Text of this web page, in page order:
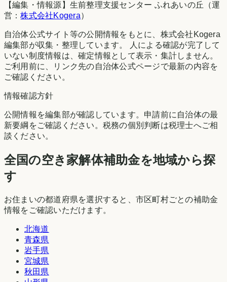
【編集・情報源】生前整理支援センター ふれあいの丘（運
営：株式会社Kogera）
自治体公式サイト等の公開情報をもとに、株式会社Kogera
編集部が収集・整理しています。 人による確認が完了して
いない制度情報は、確定情報として表示・集計しません。
ご利用前に、リンク先の自治体公式ページで最新の内容を
ご確認ください。
情報確認方針
公開情報を編集部が確認しています。申請前に自治体の最
新要綱をご確認ください。税務の個別判断は税理士へご相
談ください。
全国の空き家解体補助金を地域から探
す
お住まいの都道府県を選択すると、市区町村ごとの補助金
情報をご確認いただけます。
北海道
青森県
岩手県
宮城県
秋田県